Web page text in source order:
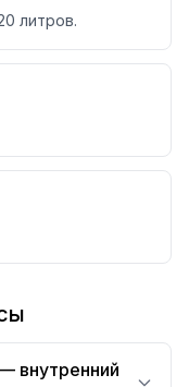
литров.
внутренний